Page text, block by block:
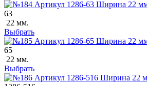
63
22 мм.
Выбрать
65
22 мм.
Выбрать